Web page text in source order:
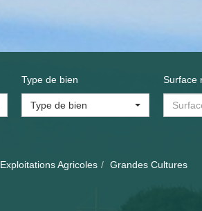
Type de bien
Type de bien
Surface
Exploitations Agricoles Grandes Cultures